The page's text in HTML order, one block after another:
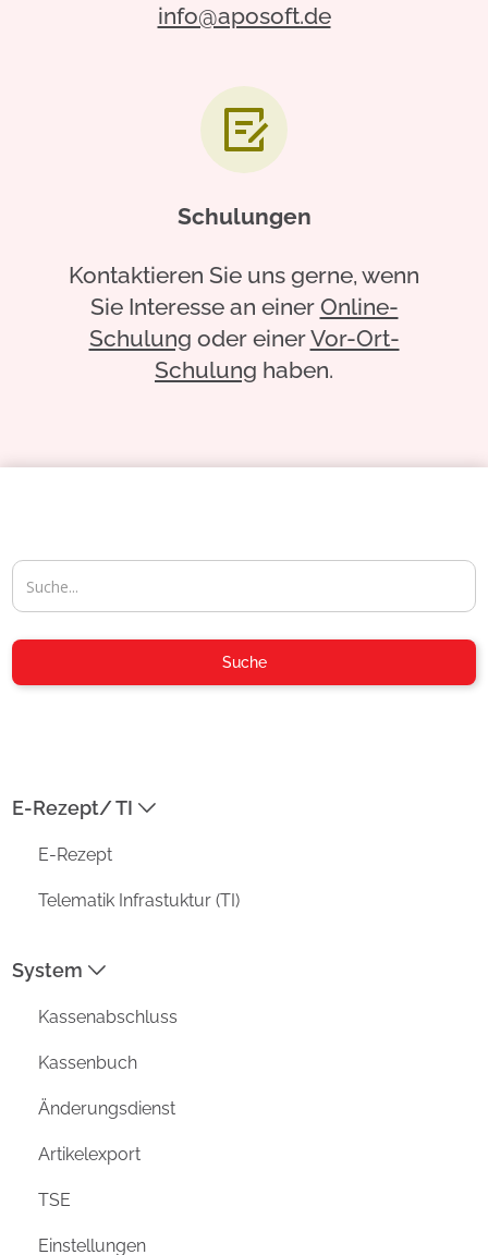
info@aposoft.de
Schulungen
Kontaktieren Sie uns gerne, wenn
Sie Interesse an einer Online-
Schulung oder einerVor-Ort-
Schulung haben.
Suche
E-Rezept/ TI
E-Rezept
Telematik Infrastuktur (TI)
System
Kassenabschluss
Kassenbuch
Änderungsdienst
Artikelexport
TSE
Einstellungen
04954-30 59-116
info@aposoft.de
aposoft
Kirchstraße 4a